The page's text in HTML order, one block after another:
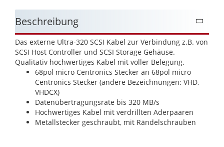
Beschreibung
Das externe Ultra-320 SCSI Kabel zur Verbindung z.B. von
SCSI Host Controller und SCSI Storage Gehäuse.
Qualitativ hochwertiges Kabel mit voller Belegung.
68pol micro Centronics Stecker an 68pol micro
Centronics Stecker (andere Bezeichnungen: VHD,
VHDCX)
Datenübertragungsrate bis 320 MB/s
Hochwertiges Kabel mit verdrillten Aderpaaren
Metallstecker geschraubt, mit Rändelschrauben